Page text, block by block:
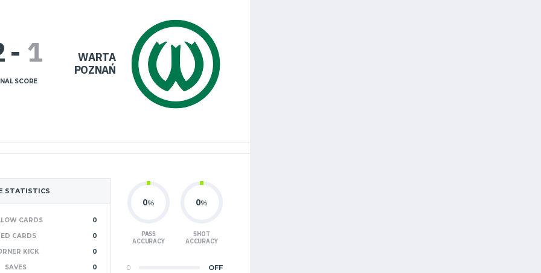
WARTA
POZNAŃ
- 1
SCORE
STATISTICS
CARDS
0
CARDS
0
KICK
0
SAVES
0
0%
PASS
ACCURACY
0%
SHOT
ACCURACY
0 OFF